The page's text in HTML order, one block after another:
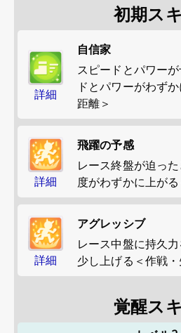
初期ス
詳細
自信家
スピードとパワー
ドとパワーがわず
距離＞
詳細
飛躍の予感
レース終盤が迫っ
度がわずかに上が
詳細
アグレッシブ
レース中盤に持久
少し上げる＜作戦・
覚醒ス